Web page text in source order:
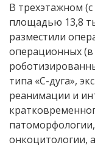
В трехэтажном
площадью 13,8
разместили
операционных (в
типа «С-дуга»,
реанимации и
онкоцитологии,